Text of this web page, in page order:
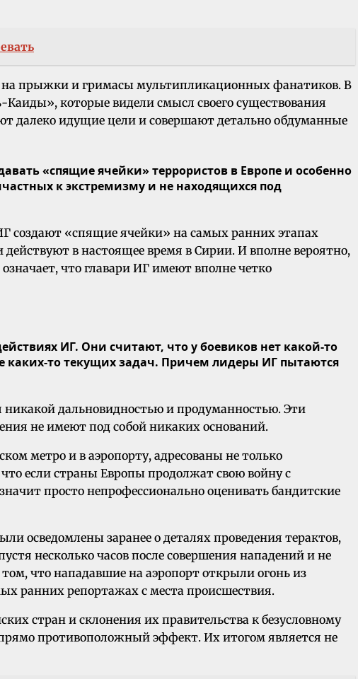
на прыжки и гримасы мультипликационных фанатиков. В
которые видели смысл своего существования
далеко идущие цели и совершают детально обдуманные
«спящие ячейки» террористов в Европе и особенно
к экстремизму и не находящихся под
создают «спящие ячейки» на самых ранних этапах
в настоящее время в Сирии. И вполне вероятно,
что главари ИГ имеют вполне четко
ИГ. Они считают, что у боевиков нет какой-то
каких-то текущих задач. Причем лидеры ИГ пытаются
никакой дальновидностью и продуманностью. Эти
не имеют под собой никаких оснований.
метро и в аэропорту, адресованы не только
если страны Европы продолжат свою войну с
просто непрофессионально оценивать бандитские
осведомлены заранее о деталях проведения терактов,
несколько часов после совершения нападений и не
что нападавшие на аэропорт открыли огонь из
ранних репортажах с места происшествия.
стран и склонения их правительства к безусловному
противоположный эффект. Их итогом является не